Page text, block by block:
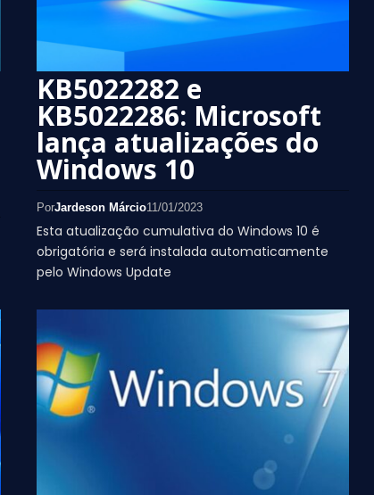
KB5022282 e
KB5022286: Microsoft
lança atualizações do
Windows 10
PorJardeson Márcio11/01/2023
Esta atualização cumulativa do Windows 10 é
obrigatória e será instalada automaticamente
pelo Windows Update